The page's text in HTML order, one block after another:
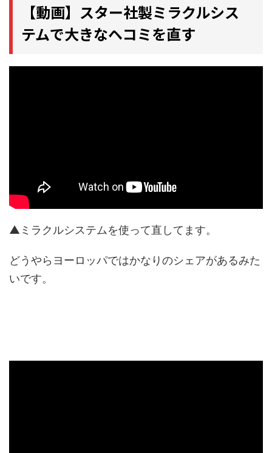
【動画】スター社製ミラクルシス
テムで大きなヘコミを直す
▲ミラクルシステムを使って直してます。
どうやらヨーロッパではかなりのシェアがあるみた
いです。